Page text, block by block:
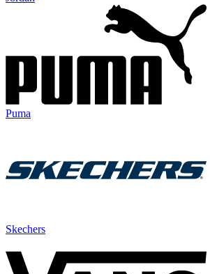
Puma
Skechers